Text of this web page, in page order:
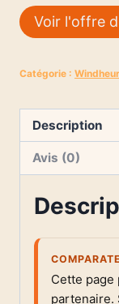
Voir l'offre
Catégorie :
Description
Avis (0)
Cette page
partenaire.